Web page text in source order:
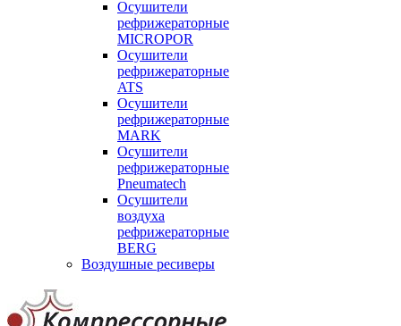
Осушители
рефрижераторные
MICROPOR
Осушители
рефрижераторные
ATS
Осушители
рефрижераторные
MARK
Осушители
рефрижераторные
Pneumatech
Осушители
воздуха
рефрижераторные
BERG
Воздушные ресиверы